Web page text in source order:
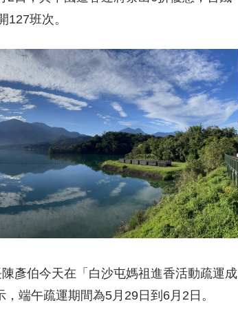
班次。
彥伯今天在「白沙屯媽祖進香活動疏運成
端午疏運期間為5月29日到6月2日。